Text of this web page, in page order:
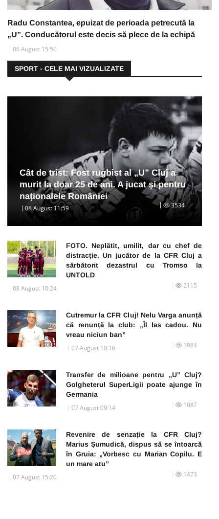
Radu Constantea, epuizat de perioada petrecută la
„U”. Conducătorul este decis să plece de la echipă
06 August 15:50
SPORT - CELE MAI VIZUALIZATE
Cât de trist: Fost rugbist al „U” Cluj a
murit la doar 25 de ani. A jucat și pentru
naționalele României
08 August 11:59 3534
FOTO. Neplătit, umilit, dar cu chef de
distracţie. Un jucător de la CFR Cluj a
sărbătorit dezastrul cu Tromso la
UNTOLD
08 August 10:24 2115
Cutremur la CFR Cluj! Nelu Varga anunță
că renunță la club: „Îl las cadou. Nu
vreau niciun ban”
07 August 10:16 1984
Transfer de milioane pentru „U” Cluj?
Golgheterul SuperLigii poate ajunge în
Germania
07 August 09:14 1087
Revenire de senzație la CFR Cluj?
Marius Șumudică, dispus să se întoarcă
în Gruia: „Vorbesc cu Marian Copilu. E
un mare atu”
07 August 15:20 1473